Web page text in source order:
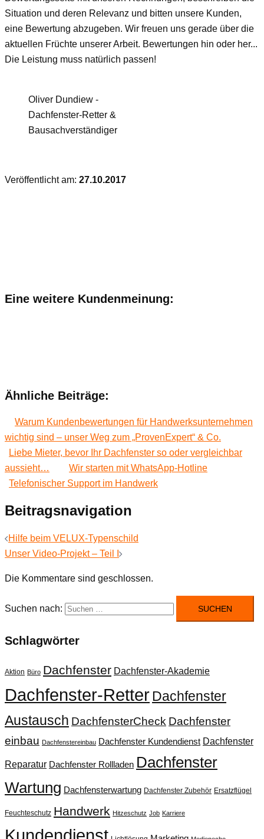
Situation und deren Relevanz und bitten unsere Kunden,
eine Bewertung abzugeben. Wir freuen uns gerade über die
aktuellen Früchte unserer Arbeit. Bewertungen hin oder her...
Die Leistung muss natürlich passen!
Oliver Dundiew -
Dachfenster-Retter &
Bausachverständiger
Veröffentlicht am: 27.10.2017
Eine weitere Kundenmeinung:
Ähnliche Beiträge:
Warum Kundenbewertungen für Handwerksunternehmen
wichtig sind – unser Weg zum „ProvenExpert“ & Co.
Liebe Mieter, bevor Ihr Dachfenster so oder vergleichbar
aussieht…
Wir starten mit WhatsApp-Hotline
Telefonischer Support im Handwerk
Beitragsnavigation
Hilfe beim VELUX-Typenschild
Unser Video-Projekt – Teil I
Die Kommentare sind geschlossen.
Suchen nach:
Schlagwörter
Aktion Büro Dachfenster Dachfenster-Akademie
Dachfenster-RetterDachfenster
Austausch DachfensterCheck Dachfenster
einbau Dachfenstereinbau Dachfenster Kundendienst Dachfenster
Reparatur Dachfenster Rollladen Dachfenster
Wartung Dachfensterwartung Dachfenster Zubehör Ersatzflügel
Feuchteschutz Handwerk Hitzeschutz Job Karriere